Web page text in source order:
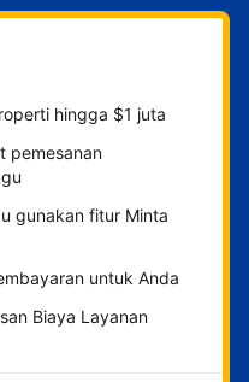
hingga $1 juta
pemesanan
gunakan fitur Minta
untuk Anda
Biaya Layanan